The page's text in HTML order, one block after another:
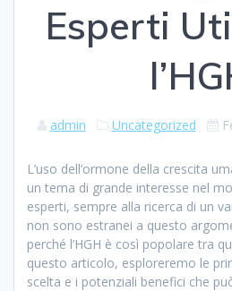
Esperti
admin Uncategorized
L’uso dell’ormone della crescita
un tema di grande interesse nel
esperti, sempre alla ricerca di un
non sono estranei a questo
perché l’HGH è così popolare tra
questo articolo, esploreremo le
scelta e i potenziali benefici che